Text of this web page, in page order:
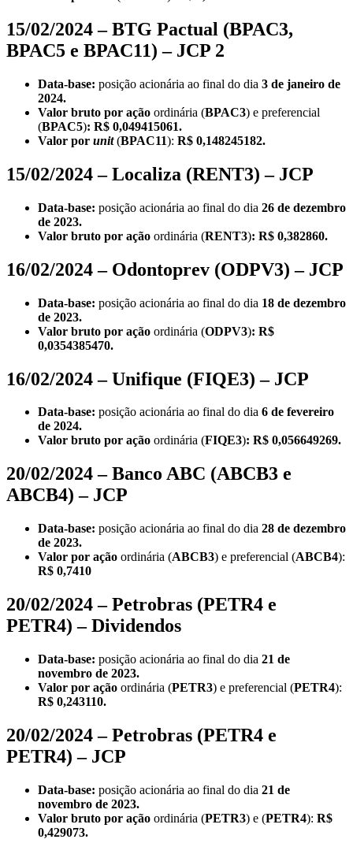
15/02/2024 – BTG Pactual (BPAC3,
BPAC5 e BPAC11) – JCP 2
Data-base: posição acionária ao final do dia 3 de janeiro de
2024.
Valor bruto por ação ordinária (BPAC3) e preferencial
(BPAC5): R$ 0,049415061.
Valor por unit(BPAC11): R$ 0,148245182.
15/02/2024 – Localiza (RENT3) – JCP
Data-base: posição acionária ao final do dia 26 de dezembro
de 2023.
Valor bruto por ação ordinária (RENT3): R$ 0,382860.
16/02/2024 – Odontoprev (ODPV3) – JCP
Data-base: posição acionária ao final do dia 18 de dezembro
de 2023.
Valor bruto por ação ordinária (ODPV3): R$
0,0354385470.
16/02/2024 – Unifique (FIQE3) – JCP
Data-base: posição acionária ao final do dia 6 de fevereiro
de 2024.
Valor bruto por ação ordinária (FIQE3): R$ 0,056649269.
20/02/2024 – Banco ABC (ABCB3 e
ABCB4) – JCP
Data-base: posição acionária ao final do dia 28 de dezembro
de 2023.
Valor por ação ordinária (ABCB3) e preferencial (ABCB4):
R$ 0,7410
20/02/2024 – Petrobras (PETR4 e
PETR4) – Dividendos
Data-base: posição acionária ao final do dia 21 de
novembro de 2023.
Valor por ação ordinária (PETR3) e preferencial (PETR4):
R$ 0,243110.
20/02/2024 – Petrobras (PETR4 e
PETR4) – JCP
Data-base: posição acionária ao final do dia 21 de
novembro de 2023.
Valor bruto por ação ordinária (PETR3) e (PETR4): R$
0,429073.